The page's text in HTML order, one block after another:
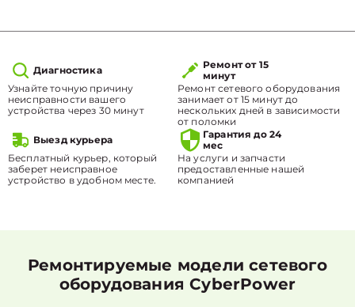
Диагностика
Узнайте точную причину
неисправности вашего
устройства через 30 минут
Ремонт от 15
минут
Ремонт сетевого оборудования
занимает от 15 минут до
нескольких дней в зависимости
от поломки
Выезд курьера
Бесплатный курьер, который
заберет неисправное
устройство в удобном месте.
Гарантия до 24
мес
На услуги и запчасти
предоставленные нашей
компанией
Ремонтируемые модели сетевого
оборудования CyberPower